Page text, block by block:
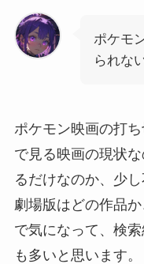
ポケモ
られな
ポケモン映画の打
で見る映画の現状
るだけなのか、少
劇場版はどの作品
で気になって、検
も多いと思います。